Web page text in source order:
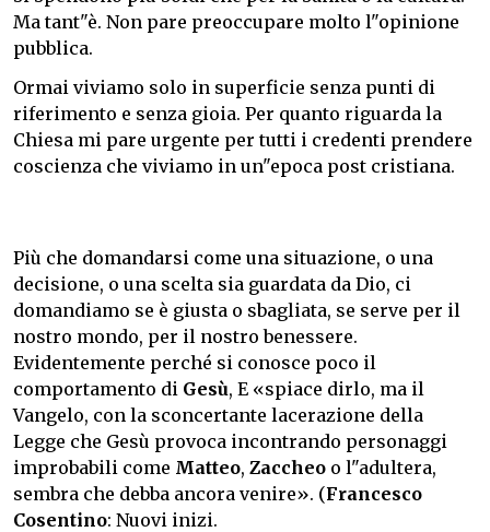
Ma tant"è. Non pare preoccupare molto l"opinione
pubblica.
Ormai viviamo solo in superficie senza punti di
riferimento e senza gioia. Per quanto riguarda la
Chiesa mi pare urgente per tutti i credenti prendere
coscienza che viviamo in un"epoca post cristiana.
Più che domandarsi come una situazione, o una
decisione, o una scelta sia guardata da Dio, ci
domandiamo se è giusta o sbagliata, se serve per il
nostro mondo, per il nostro benessere.
Evidentemente perché si conosce poco il
comportamento di Gesù, E «spiace dirlo, ma il
Vangelo, con la sconcertante lacerazione della
Legge che Gesù provoca incontrando personaggi
improbabili come Matteo, Zaccheo o l"adultera,
sembra che debba ancora venire». (Francesco
Cosentino: Nuovi inizi.